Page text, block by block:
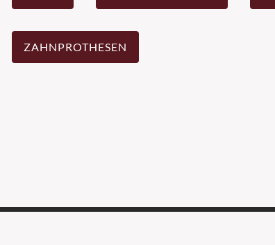
ZAHNPROTHESEN